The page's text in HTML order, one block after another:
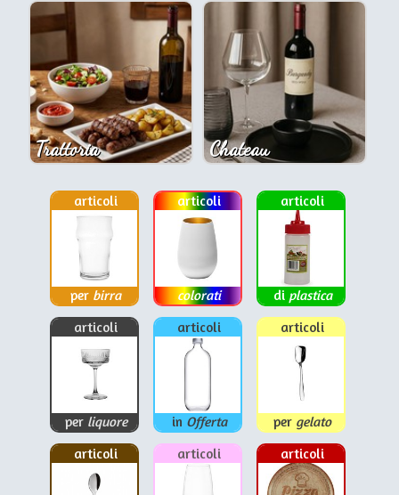
Trattoria Chateau
articoli
per birra
articoli
colorati
articoli
di plastica
articoli
per liquore
articoli
in Offerta
articoli
per gelato
articoli
articoli articoli